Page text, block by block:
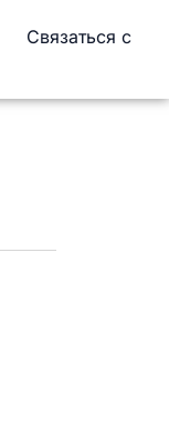
Связаться с